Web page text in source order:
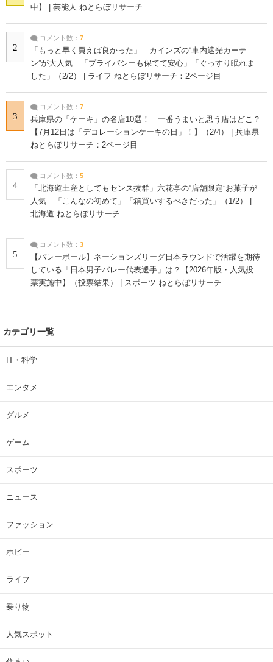
中】 | 芸能人 ねとらぼリサーチ
2
コメント数： 7
「もっと早く買えば良かった」 カインズの“車内遮光カーテ
ン”が大人気 「プライバシーも保てて安心」「ぐっすり眠れま
した」（2/2） | ライフ ねとらぼリサーチ：2ページ目
3
コメント数： 7
兵庫県の「ケーキ」の名店10選！ 一番うまいと思う店はどこ？
【7月12日は「デコレーションケーキの日」！】（2/4） | 兵庫県
ねとらぼリサーチ：2ページ目
4
コメント数： 5
「北海道土産としてもセンス抜群」六花亭の“店舗限定”お菓子が
人気 「こんなの初めて」「箱買いするべきだった」（1/2） |
北海道 ねとらぼリサーチ
5
コメント数： 3
【バレーボール】ネーションズリーグ日本ラウンドで活躍を期待
している「日本男子バレー代表選手」は？【2026年版・人気投
票実施中】（投票結果） | スポーツ ねとらぼリサーチ
カテゴリ一覧
IT・科学
エンタメ
グルメ
ゲーム
スポーツ
ニュース
ファッション
ホビー
ライフ
乗り物
人気スポット